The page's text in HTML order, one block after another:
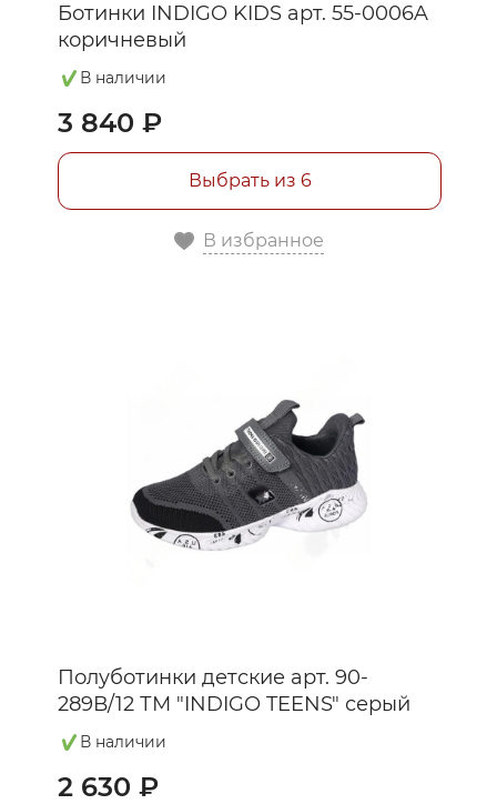
Ботинки INDIGO KIDS арт. 55-0006A
коричневый
В наличии
3 840 ₽
Выбрать из 6
В избранное
Полуботинки детские арт. 90-
289В/12 ТМ "INDIGO TEENS" серый
В наличии
2 630 ₽